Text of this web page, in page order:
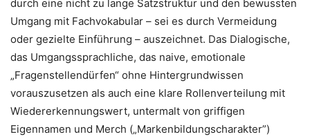
durch eine nicht zu lange Satzstruktur und den bewussten
Umgang mit Fachvokabular – sei es durch Vermeidung
oder gezielte Einführung – auszeichnet. Das Dialogische,
das Umgangssprachliche, das naive, emotionale
„Fragenstellendürfen“ ohne Hintergrundwissen
vorauszusetzen als auch eine klare Rollenverteilung mit
Wiedererkennungswert, untermalt von griffigen
Eigennamen und Merch („Markenbildungscharakter”)